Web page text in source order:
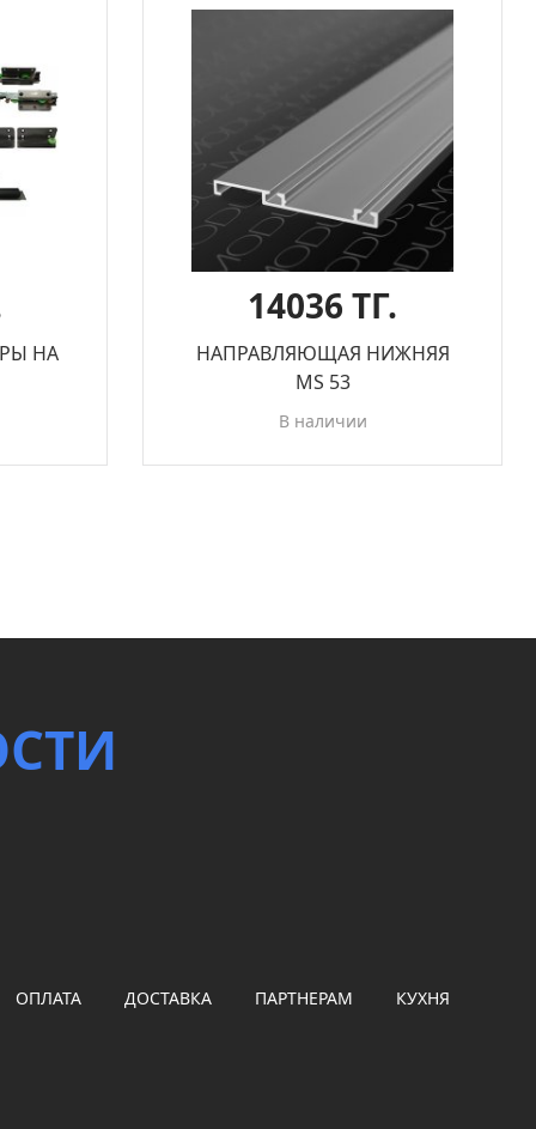
НА
14036 ТГ.
НАПРАВЛЯЮЩАЯ НИЖНЯЯ
MS 53
В наличии
ОПЛАТА ДОСТАВКА ПАРТНЕРАМ КУХНЯ